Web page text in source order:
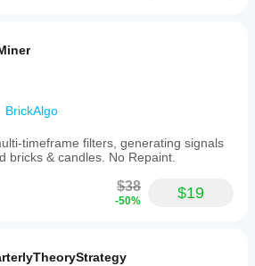
BrickAlgo
timeframe filters, generating signals
bricks & candles. No Repaint.
$38
-50% $19